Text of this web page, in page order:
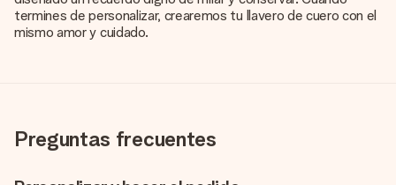
termines de personalizar, crearemos tu llavero de cuero con el
mismo amor y cuidado.
Preguntas frecuentes